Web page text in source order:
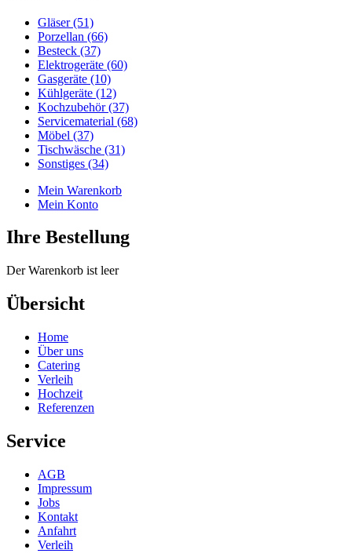
Gläser (51)
Porzellan (66)
Besteck (37)
Elektrogeräte (60)
Gasgeräte (10)
Kühlgeräte (12)
Kochzubehör (37)
Servicematerial (68)
Möbel (37)
Tischwäsche (31)
Sonstiges (34)
Mein Warenkorb
Mein Konto
Ihre Bestellung
Der Warenkorb ist leer
Übersicht
Home
Über uns
Catering
Verleih
Hochzeit
Referenzen
Service
AGB
Impressum
Jobs
Kontakt
Anfahrt
Verleih